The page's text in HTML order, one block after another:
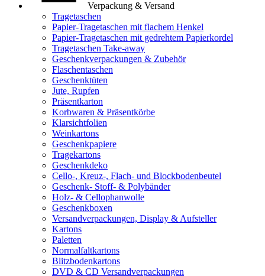
Verpackung & Versand
Tragetaschen
Papier-Tragetaschen mit flachem Henkel
Papier-Tragetaschen mit gedrehtem Papierkordel
Tragetaschen Take-away
Geschenkverpackungen & Zubehör
Flaschentaschen
Geschenktüten
Jute, Rupfen
Präsentkarton
Korbwaren & Präsentkörbe
Klarsichtfolien
Weinkartons
Geschenkpapiere
Tragekartons
Geschenkdeko
Cello-, Kreuz-, Flach- und Blockbodenbeutel
Geschenk- Stoff- & Polybänder
Holz- & Cellophanwolle
Geschenkboxen
Versandverpackungen, Display & Aufsteller
Kartons
Paletten
Normalfaltkartons
Blitzbodenkartons
DVD & CD Versandverpackungen